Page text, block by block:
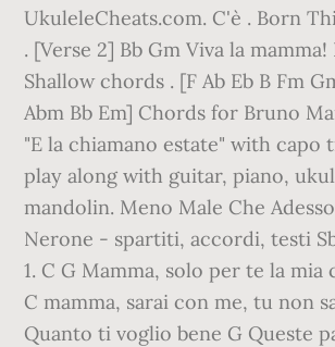
UkuleleCheats.com. C'è . Born
. [Verse 2] Bb Gm Viva la mamma!
Shallow chords . [F Ab Eb B Fm
Abm Bb Em] Chords for Bruno
"E la chiamano estate" with capo
play along with guitar, piano,
mandolin. Meno Male Che
Nerone - spartiti, accordi, testi
1. C G Mamma, solo per te la mia
C mamma, sarai con me, tu non
Quanto ti voglio bene G Queste